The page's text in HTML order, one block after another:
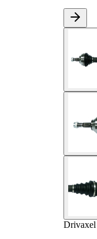
Drivaxel